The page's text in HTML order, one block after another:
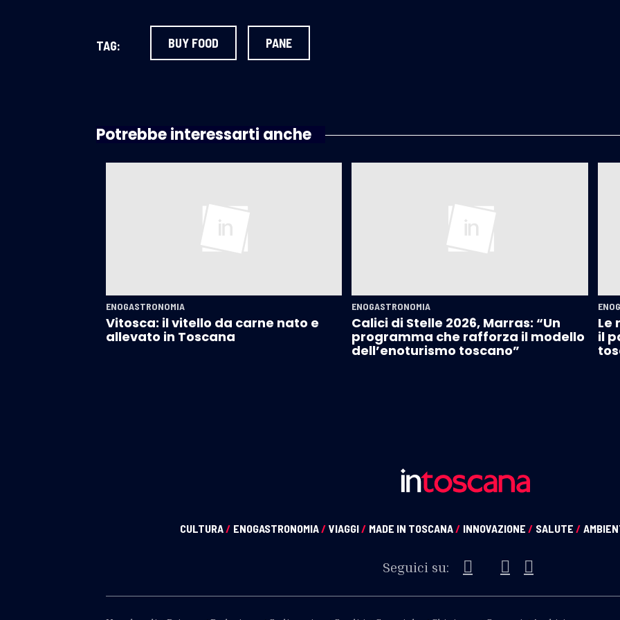
TAG: BUY FOOD PANE
Potrebbe interessarti anche
ENOGASTRONOMIA
Vitosca: il vitello da carne nato e
allevato in Toscana
ENOGASTRONOMIA
Calici di Stelle 2026, Marras: “Un
programma che rafforza il modello
dell’enoturismo toscano”
Le
il
CULTURA/ ENOGASTRONOMIA/ VIAGGI/ MADE IN TOSCANA/ INNOVAZIONE / SALUTE /
Seguici su: